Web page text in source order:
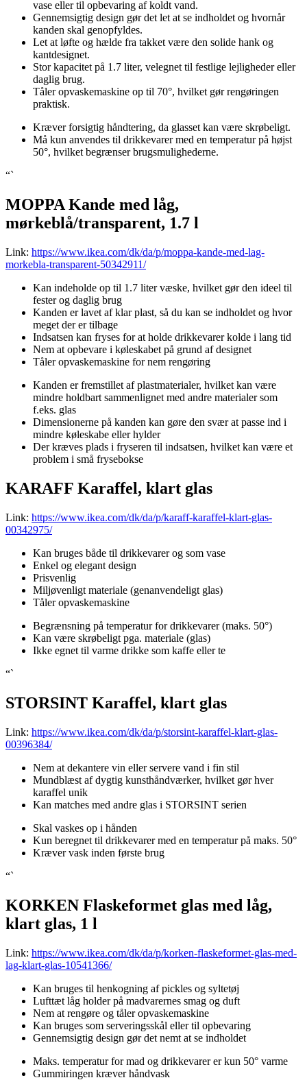
vase eller til opbevaring af koldt vand.
Gennemsigtig design gør det let at se indholdet og hvornår
kanden skal genopfyldes.
Let at løfte og hælde fra takket være den solide hank og
kantdesignet.
Stor kapacitet på 1.7 liter, velegnet til festlige lejligheder eller
daglig brug.
Tåler opvaskemaskine op til 70°, hvilket gør rengøringen
praktisk.
Kræver forsigtig håndtering, da glasset kan være skrøbeligt.
Må kun anvendes til drikkevarer med en temperatur på højst
50°, hvilket begrænser brugsmulighederne.
“`
MOPPA Kande med låg,
mørkeblå/transparent, 1.7 l
Link: https://www.ikea.com/dk/da/p/moppa-kande-med-lag-
morkebla-transparent-50342911/
Kan indeholde op til 1.7 liter væske, hvilket gør den ideel til
fester og daglig brug
Kanden er lavet af klar plast, så du kan se indholdet og hvor
meget der er tilbage
Indsatsen kan fryses for at holde drikkevarer kolde i lang tid
Nem at opbevare i køleskabet på grund af designet
Tåler opvaskemaskine for nem rengøring
Kanden er fremstillet af plastmaterialer, hvilket kan være
mindre holdbart sammenlignet med andre materialer som
f.eks. glas
Dimensionerne på kanden kan gøre den svær at passe ind i
mindre køleskabe eller hylder
Der kræves plads i fryseren til indsatsen, hvilket kan være et
problem i små frysebokse
KARAFF Karaffel, klart glas
Link: https://www.ikea.com/dk/da/p/karaff-karaffel-klart-glas-
00342975/
Kan bruges både til drikkevarer og som vase
Enkel og elegant design
Prisvenlig
Miljøvenligt materiale (genanvendeligt glas)
Tåler opvaskemaskine
Begrænsning på temperatur for drikkevarer (maks. 50°)
Kan være skrøbeligt pga. materiale (glas)
Ikke egnet til varme drikke som kaffe eller te
“`
STORSINT Karaffel, klart glas
Link: https://www.ikea.com/dk/da/p/storsint-karaffel-klart-glas-
00396384/
Nem at dekantere vin eller servere vand i fin stil
Mundblæst af dygtig kunsthåndværker, hvilket gør hver
karaffel unik
Kan matches med andre glas i STORSINT serien
Skal vaskes op i hånden
Kun beregnet til drikkevarer med en temperatur på maks. 50°
Kræver vask inden første brug
“`
KORKEN Flaskeformet glas med låg,
klart glas, 1 l
Link: https://www.ikea.com/dk/da/p/korken-flaskeformet-glas-med-
lag-klart-glas-10541366/
Kan bruges til henkogning af pickles og syltetøj
Lufttæt låg holder på madvarernes smag og duft
Nem at rengøre og tåler opvaskemaskine
Kan bruges som serveringsskål eller til opbevaring
Gennemsigtig design gør det nemt at se indholdet
Maks. temperatur for mad og drikkevarer er kun 50° varme
Gummiringen kræver håndvask